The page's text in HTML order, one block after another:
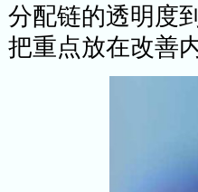
分配链的透明度
把重点放在改善